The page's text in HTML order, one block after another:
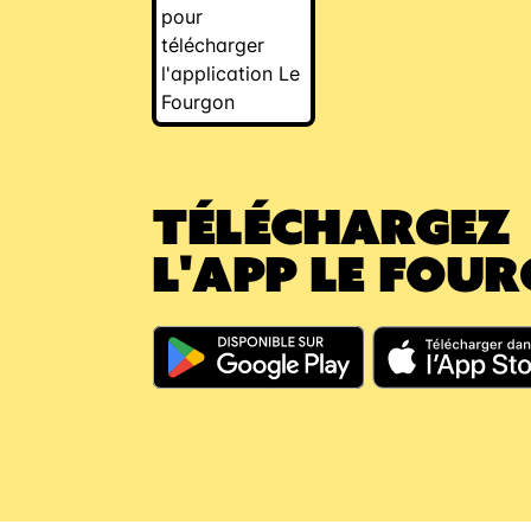
TÉLÉCHARGEZ
L'APP LE